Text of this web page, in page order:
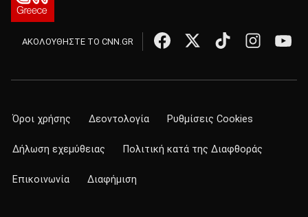
ΑΚΟΛΟΥΘΗΣΤΕ ΤΟ CNN.GR
Όροι χρήσης Δεοντολογία Ρυθμίσεις Cookies
Δήλωση εχεμύθειας Πολιτική κατά της Διαφθοράς
Επικοινωνία Διαφήμιση